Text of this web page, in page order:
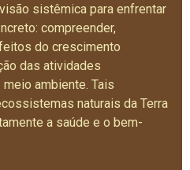
sistêmica para enfrentar
compreender,
do crescimento
das atividades
ambiente. Tais
naturais da Terra
a saúde e o bem-